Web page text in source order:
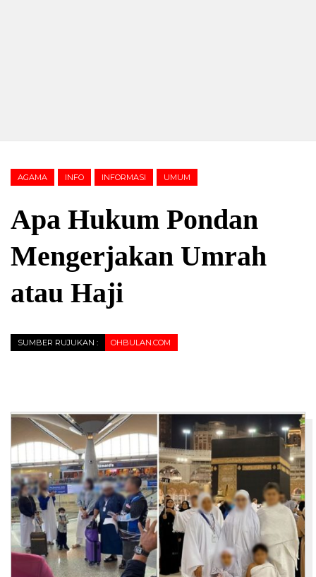
AGAMA INFO INFORMASI UMUM
Apa Hukum Pondan
Mengerjakan Umrah
atau Haji
SUMBER RUJUKAN : OHBULAN.COM